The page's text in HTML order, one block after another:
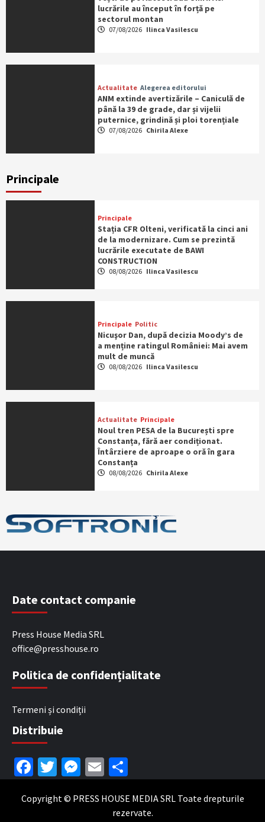
lucrările au început în forță pe
sectorul montan
07/08/2026 Ilinca Vasilescu
Actualitate Alegerea editorului
ANM extinde avertizările – Caniculă de
până la 39 de grade, dar și vijelii
puternice, grindină și ploi torențiale
07/08/2026 Chirila Alexe
Principale
Principale
Stația CFR Olteni, verificată la cinci ani
de la modernizare. Cum se prezintă
lucrările executate de BAWI
CONSTRUCTION
08/08/2026 Ilinca Vasilescu
Principale Politic
Nicuşor Dan, după decizia Moody’s de
a menține ratingul României: Mai avem
mult de muncă
08/08/2026 Ilinca Vasilescu
Actualitate Principale
Noul tren PESA de la București spre
Constanța, fără aer condiționat.
Întârziere de aproape o oră în gara
Constanța
08/08/2026 Chirila Alexe
Date contact companie
Press House Media SRL
office@presshouse.ro
Politica de confidențialitate
Termeni și condiții
Distribuie
Facebook
Twitter
Messenger
Email
Copyright © PRESS HOUSE MEDIA SRL Toate drepturile
rezervate.